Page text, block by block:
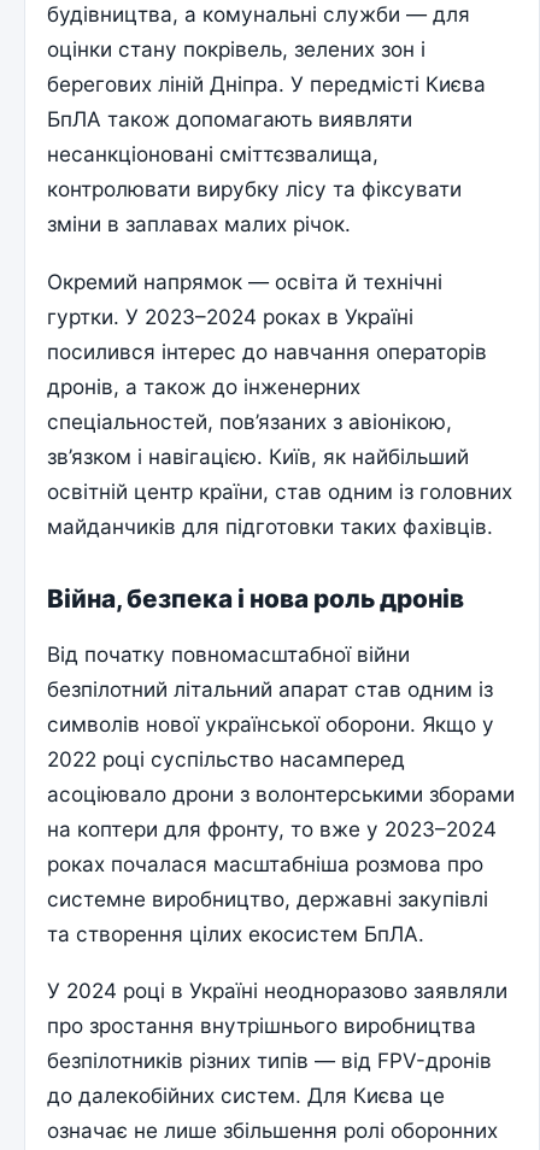
будівництва, а комунальні служби — для
оцінки стану покрівель, зелених зон і
берегових ліній Дніпра. У передмісті Києва
БпЛА також допомагають виявляти
несанкціоновані сміттєзвалища,
контролювати вирубку лісу та фіксувати
зміни в заплавах малих річок.
Окремий напрямок — освіта й технічні
гуртки. У 2023–2024 роках в Україні
посилився інтерес до навчання операторів
дронів, а також до інженерних
спеціальностей, пов’язаних з авіонікою,
зв’язком і навігацією. Київ, як найбільший
освітній центр країни, став одним із головних
майданчиків для підготовки таких фахівців.
Війна, безпека і нова роль дронів
Від початку повномасштабної війни
безпілотний літальний апарат став одним із
символів нової української оборони. Якщо у
2022 році суспільство насамперед
асоціювало дрони з волонтерськими зборами
на коптери для фронту, то вже у 2023–2024
роках почалася масштабніша розмова про
системне виробництво, державні закупівлі
та створення цілих екосистем БпЛА.
У 2024 році в Україні неодноразово заявляли
про зростання внутрішнього виробництва
безпілотників різних типів — від FPV-дронів
до далекобійних систем. Для Києва це
означає не лише збільшення ролі оборонних